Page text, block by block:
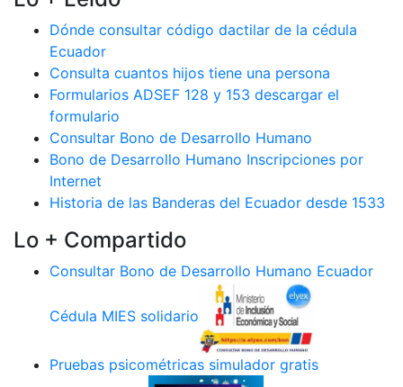
Dónde consultar código dactilar de la cédula
Ecuador
Consulta cuantos hijos tiene una persona
Formularios ADSEF 128 y 153 descargar el
formulario
Consultar Bono de Desarrollo Humano
Bono de Desarrollo Humano Inscripciones por
Internet
Historia de las Banderas del Ecuador desde 1533
Lo + Compartido
Consultar Bono de Desarrollo Humano Ecuador
Cédula MIES solidario
Pruebas psicométricas simulador gratis